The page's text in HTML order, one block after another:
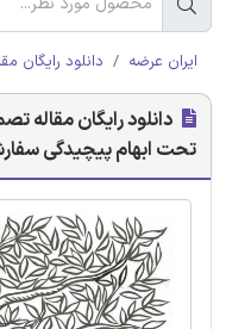
ایران عرضه دانلود رایگان
دانلود رایگان مقاله
تحت ابهام پیچیدگی